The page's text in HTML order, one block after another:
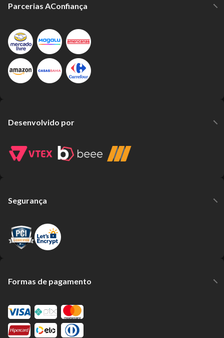
Parcerias AConfiança
Desenvolvido por
Segurança
Formas de pagamento